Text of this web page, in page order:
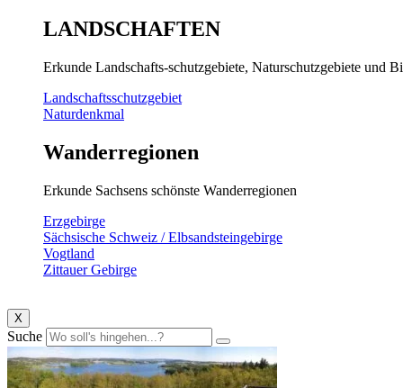
LANDSCHAFTEN
Erkunde Landschafts-schutzgebiete, Naturschutzgebiete und
Landschaftsschutzgebiet
Naturdenkmal
Wanderregionen
Erkunde Sachsens schönste Wanderregionen
Erzgebirge
Sächsische Schweiz / Elbsandsteingebirge
Vogtland
Zittauer Gebirge
X
Suche